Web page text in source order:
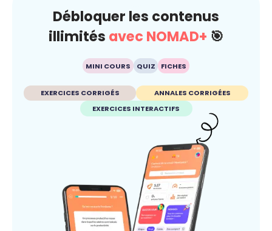
Débloquer les contenus
illimités avec NOMAD+ 🎯
MINI COURS QUIZ FICHES
EXERCICES CORRIGÉS
ANNALES CORRIGÉES
EXERCICES INTERACTIFS